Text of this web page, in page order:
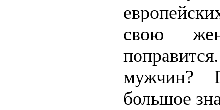
свою
мужчин?
большое